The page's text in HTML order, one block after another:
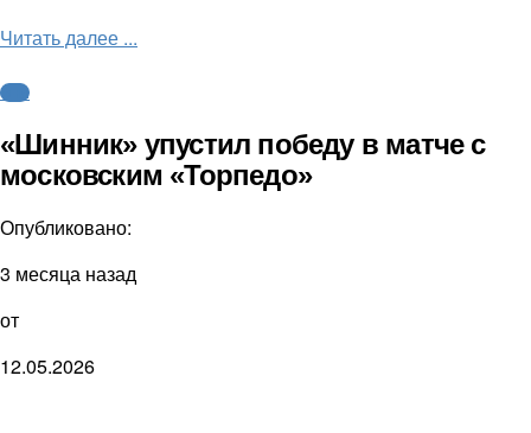
Читать далее ...
ФНЛ
«Шинник» упустил победу в матче с
московским «Торпедо»
Опубликовано:
3 месяца назад
от
12.05.2026